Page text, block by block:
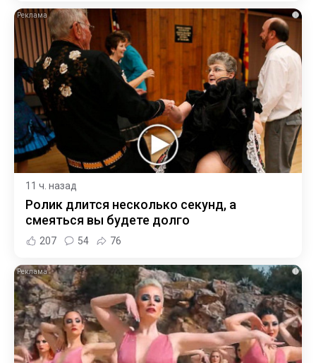
i
11 ч. назад
Ролик длится несколько секунд, а
смеяться вы будете долго
207 54 76
i